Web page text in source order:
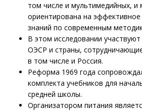
том числе и мультимедийных, и
ориентирована на
знаний по современным
В этом исследовании
ОЭСР и страны,
в том числе и Россия.
Реформа 1969 года
комплекта учебников для
средней школы.
Организатором питания